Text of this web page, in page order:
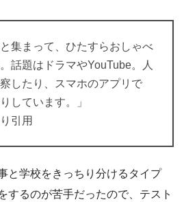
と集まって、ひたすらおしゃべ
話題はドラマやYouTube。人
したり、スマホのアプリで
しています。」
引用
と学校をきっちり分けるタイプ
するのが苦手だったので、テスト